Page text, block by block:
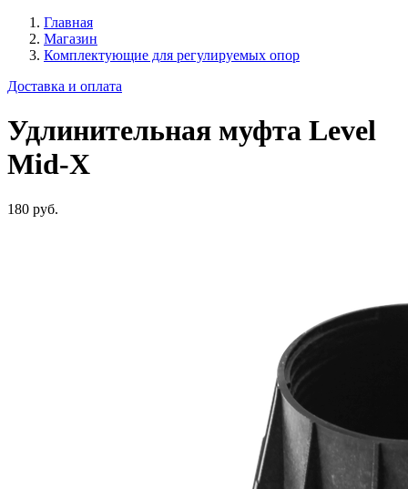
Главная
Магазин
Комплектующие для регулируемых опор
Доставка и оплата
Удлинительная муфта Level
Mid-X
180 руб.